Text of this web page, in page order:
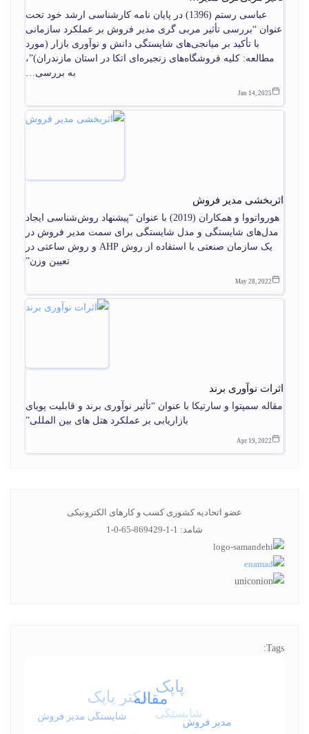
عباسی رستم (1396) در پایان‏ نامه کارشناسی ارشد خود تحت
عنوان “بررسی تأثیر مربی گری مدیر فروش بر عملکرد سازمانی
با تأکید بر میانجی‌‏های شایستگی دانش و نوآوری بازار (مورد
مطالعه: کلیه فروشگاه‌‏های زنجیره‏‌ای اتکا در استان مازندران)”،
به بررسی…
Jan 14, 2025
اثربخشی مدیر فروش
هورواتووا و همکاران (2019) با عنوان “پیشنهاد روش‌شناسی ایجاد
مدل‌های شایستگی و مدل شایستگی برای سمت مدیر فروش در
یک سازمان صنعتی با استفاده از روش AHP و روش ساعتی در
تعیین وزن”
May 28, 2022
اثرات نوآوری برند
مقاله سمپتوا و سارتیکا با عنوان “تأثیر نوآوری برند و قابلیت پویای
بازاریابی بر عملکرد هتل های بین المللی”
Apr 19, 2022
عضو اتحادیه کشوری کسب و کارهای الکترونیکی
شامد: 1-1-869429-65-0-1
Tags: